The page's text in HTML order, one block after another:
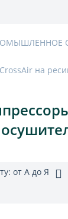
на
от А до Я